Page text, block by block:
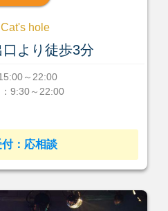
hole
より徒歩3分
～22:00
9:30～22:00
：応相談